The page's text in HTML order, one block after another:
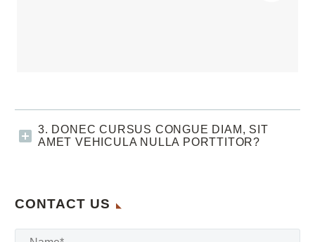
3. DONEC CURSUS CONGUE DIAM, SIT
AMET VEHICULA NULLA PORTTITOR?
CONTACT US